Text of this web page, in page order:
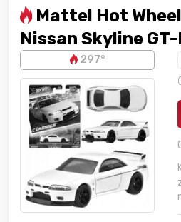
Mattel Hot
Nissan Skyline
297°
18 godzin temu
19 godzin temu
19 godzin temu